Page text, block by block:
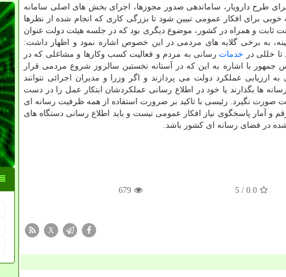
طرح دارویار، ساماندهی صدور مجوزها، اجرای بخش های اصلی سامانه
برای افکار عمومی تبیین شود تا بزرگی کاری که انجام شده از نظرها
ثابت و همراه در کشور، موضوع دیگری بود که در جلسه هیئت دولت عنوان
به برخی گلایه های مردمی در این خصوص اشاره نمود و اظهار داشت:
خللی در خدمات رسانی به مردم و فعالیت کسب وکارها و مشاغلی که در
جمهور با اشاره به این که در آستانه نخستین سالروز شروع مردمی قرار
ارزیابی عملکرد دولت می پردازند و اگر وزرا و مدیران اجرائی نتوانند
ها بگذارند یا خود در اطلاع رسانی عملکردشان ابتکار عمل را در دست
صورت نگیرد. رئیسی با تاکید بر ضرورت استفاده از همه ظرفیت رسانه ای
و آمار پاسخگوی نیاز افکار عمومی نیست و باید اطلاع رسانی دستگاه های
در فضای رسانه ای کشور باشد.
0.0
/ 5
679
X